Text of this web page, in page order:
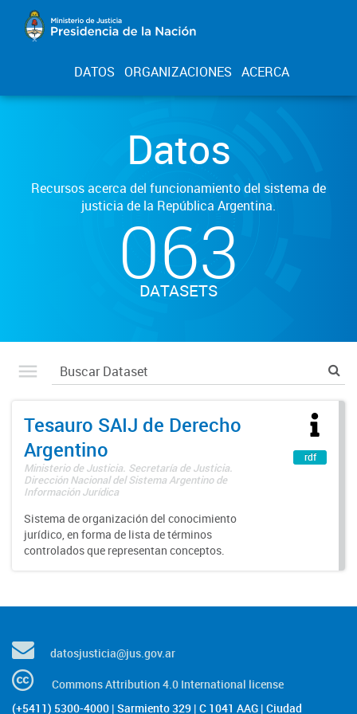
DATOS ORGANIZACIONES ACERCA
Datos
Recursos acerca del funcionamiento del sistema de
justicia de la República Argentina.
063
DATASETS
Tesauro SAIJ de Derecho
Argentino
Ministerio de Justicia. Secretaría de Justicia.
Dirección Nacional del Sistema Argentino de
Información Jurídica
Sistema de organización del conocimiento
jurídico, en forma de lista de términos
controlados que representan conceptos.
rdf
datosjusticia@jus.gov.ar
Commons Attribution 4.0 International license
(+5411) 5300-4000 | Sarmiento 329 | C 1041 AAG | Ciudad